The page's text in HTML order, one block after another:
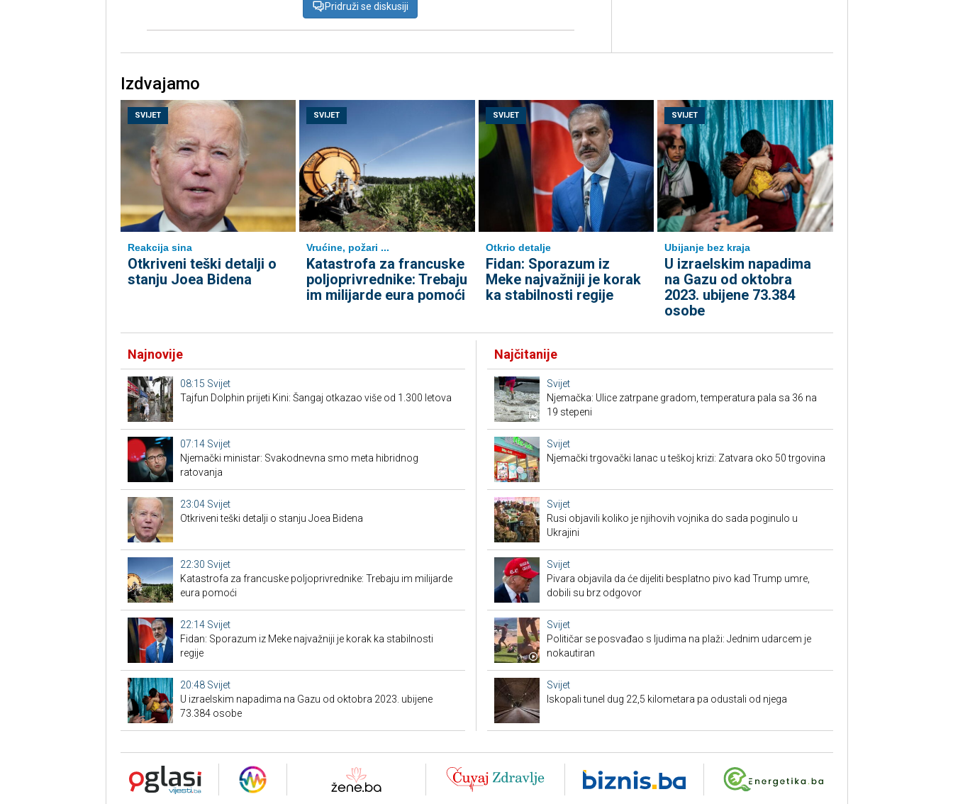
Pridruži se diskusiji
Izdvajamo
SVIJET
Reakcija sina
Otkriveni teški detalji o
stanju Joea Bidena
SVIJET
Vrućine, požari ...
Katastrofa za francuske
poljoprivrednike: Trebaju
im milijarde eura pomoći
SVIJET
Otkrio detalje
Fidan: Sporazum iz
Meke najvažniji je korak
ka stabilnosti regije
SVIJET
Ubijanje bez kraja
U izraelskim napadima
na Gazu od oktobra
2023. ubijene 73.384
osobe
Najnovije
08:15 Svijet
Tajfun Dolphin prijeti Kini: Šangaj otkazao više od 1.300 letova
07:14 Svijet
Njemački ministar: Svakodnevna smo meta hibridnog
ratovanja
23:04 Svijet
Otkriveni teški detalji o stanju Joea Bidena
22:30 Svijet
Katastrofa za francuske poljoprivrednike: Trebaju im milijarde
eura pomoći
22:14 Svijet
Fidan: Sporazum iz Meke najvažniji je korak ka stabilnosti
regije
20:48 Svijet
U izraelskim napadima na Gazu od oktobra 2023. ubijene
73.384 osobe
Najčitanije
Svijet
Njemačka: Ulice zatrpane gradom, temperatura pala sa 36 na
19 stepeni
Svijet
Njemački trgovački lanac u teškoj krizi: Zatvara oko 50 trgovina
Svijet
Rusi objavili koliko je njihovih vojnika do sada poginulo u
Ukrajini
Svijet
Pivara objavila da će dijeliti besplatno pivo kad Trump umre,
dobili su brz odgovor
Svijet
Političar se posvađao s ljudima na plaži: Jednim udarcem je
nokautiran
Svijet
Iskopali tunel dug 22,5 kilometara pa odustali od njega